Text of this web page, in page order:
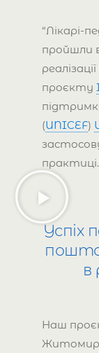
“Лікарі-
пройшли
проєкту
(UNICEF)
Успіх
в
Наш